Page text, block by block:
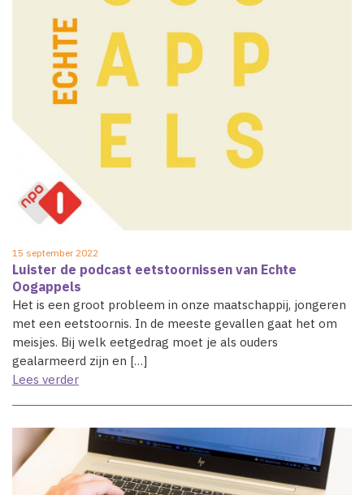
15 september 2022
Luister de podcast eetstoornissen van Echte
Oogappels
Het is een groot probleem in onze maatschappij, jongeren
met een eetstoornis. In de meeste gevallen gaat het om
meisjes. Bij welk eetgedrag moet je als ouders
gealarmeerd zijn en […]
Lees verder